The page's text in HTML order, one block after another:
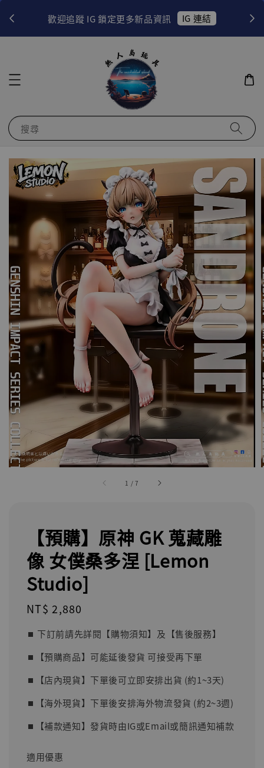
歡迎追蹤 IG 鎖定更多新品資訊 IG 連結
搜尋
1 /7
【預購】原神 GK 蒐藏雕
像 女僕桑多涅 [Lemon
Studio]
Regular
NT$ 2,880
⏹︎ 下訂前請先詳閱【購物須知】及【售後服務】
⏹︎【預購商品】可能延後發貨 可接受再下單
⏹︎【店內現貨】下單後可立即安排出貨 (約1~3天)
⏹︎【海外現貨】下單後安排海外物流發貨 (約2~3週)
⏹︎【補款通知】發貨時由IG或Email或簡訊通知補款
適用優惠